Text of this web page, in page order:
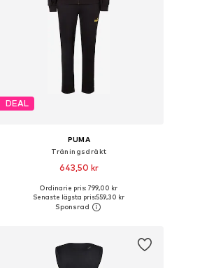
DEAL
PUMA
Träningsdräkt
643,50 kr
Tillgängliga storlekar: XS, S, M, L, XL
Lägg till i varukorgen
Ordinarie pris: 799,00 kr
Senaste lägsta pris:559,30 kr